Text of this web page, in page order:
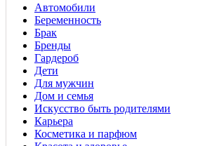
Автомобили
Беременность
Брак
Бренды
Гардероб
Дети
Для мужчин
Дом и семья
Искусство быть родителями
Карьера
Косметика и парфюм